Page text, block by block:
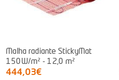
Malha radiante StickyMat
150W/m² - 12,0 m²
444,03€